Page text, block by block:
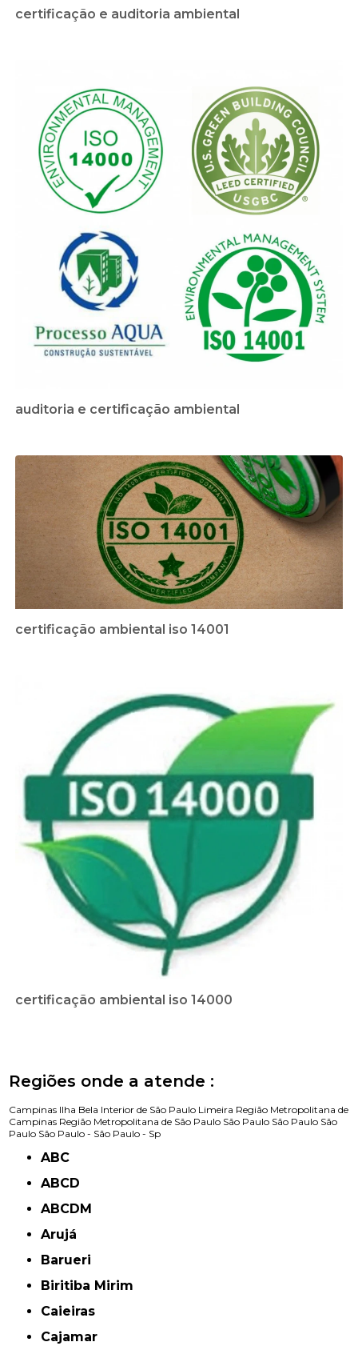
certificação e auditoria ambiental
auditoria e certificação ambiental
certificação ambiental iso 14001
certificação ambiental iso 14000
Regiões onde a atende :
Campinas Ilha Bela Interior de São Paulo Limeira Região Metropolitana de
Campinas Região Metropolitana de São Paulo São Paulo São Paulo São
Paulo São Paulo - São Paulo - Sp
ABC
ABCD
ABCDM
Arujá
Barueri
Biritiba Mirim
Caieiras
Cajamar